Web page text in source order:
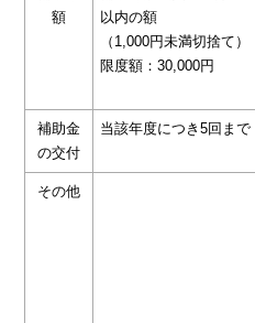
額
以内の額
（1,000円未満切捨て）
限度額：30,000円
補助金
の交付
当該年度につき5回まで
その他